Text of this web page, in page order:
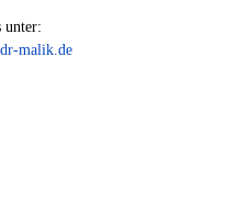
unter:
malik.de